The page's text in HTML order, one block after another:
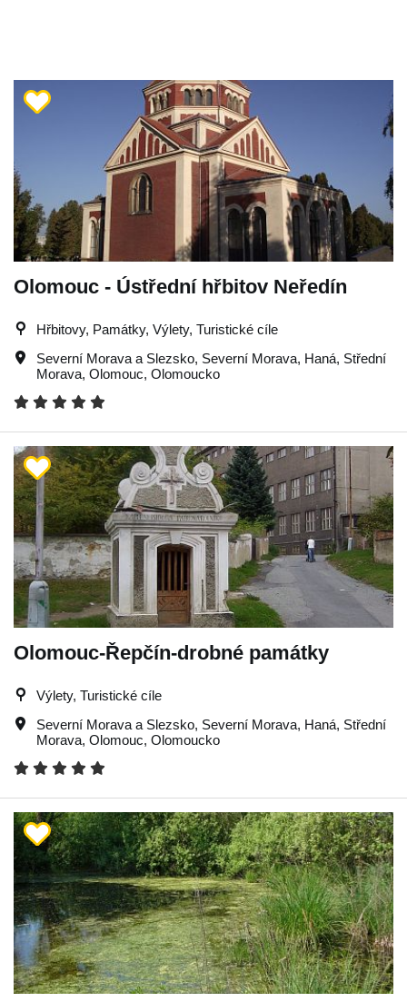
Olomouc - Ústřední hřbitov Neředín
Hřbitovy, Památky, Výlety, Turistické cíle
Severní Morava a Slezsko, Severní Morava, Haná, Střední
Morava, Olomouc, Olomoucko
Olomouc-Řepčín-drobné památky
Výlety, Turistické cíle
Severní Morava a Slezsko, Severní Morava, Haná, Střední
Morava, Olomouc, Olomoucko